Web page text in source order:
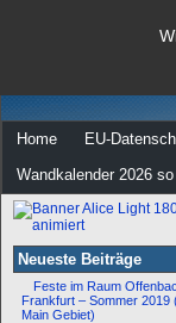
Home EU-
Wandkalender 2026
Neueste Beiträge
Feste im Raum
Frankfurt – Sommer 2019
Main Gebiet)